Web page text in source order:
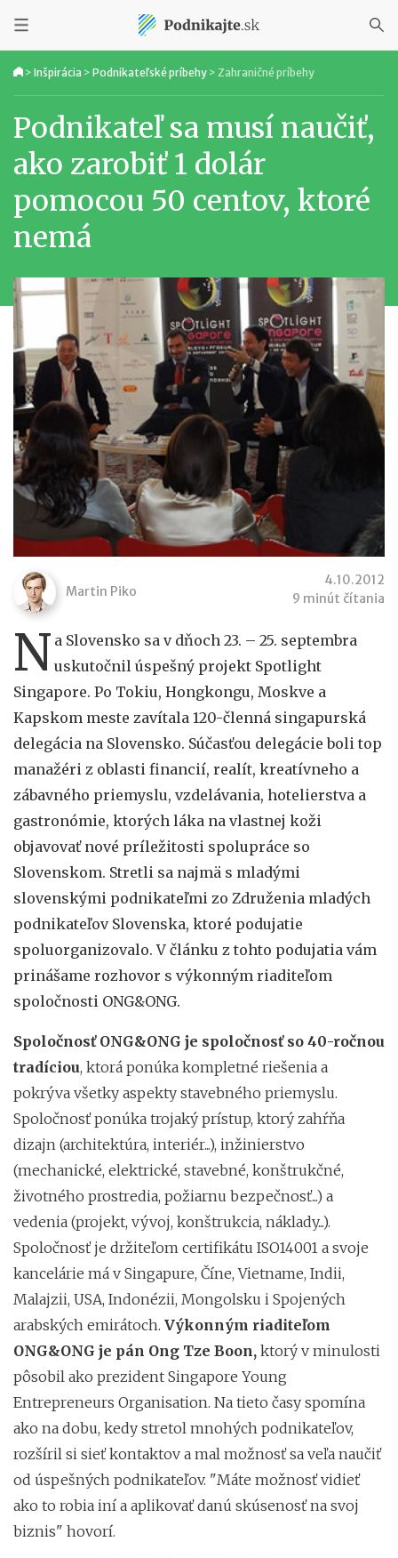
> Inšpirácia > Podnikateľské príbehy > Zahraničné príbehy
Podnikateľ sa musí naučiť,
ako zarobiť 1 dolár
pomocou 50 centov, ktoré
nemá
Martin Piko
4.10.2012
9 minút čítania
N a Slovensko sa v dňoch 23. – 25. septembra
uskutočnil úspešný projekt Spotlight
Singapore. Po Tokiu, Hongkongu, Moskve a
Kapskom meste zavítala 120-členná singapurská
delegácia na Slovensko. Súčasťou delegácie boli top
manažéri z oblasti financií, realít, kreatívneho a
zábavného priemyslu, vzdelávania, hotelierstva a
gastronómie, ktorých láka na vlastnej koži
objavovať nové príležitosti spolupráce so
Slovenskom. Stretli sa najmä s mladými
slovenskými podnikateľmi zo Združenia mladých
podnikateľov Slovenska, ktoré podujatie
spoluorganizovalo. V článku z tohto podujatia vám
prinášame rozhovor s výkonným riaditeľom
spoločnosti ONG&ONG.
Spoločnosť ONG&ONG je spoločnosť so 40-ročnou
tradíciou, ktorá ponúka kompletné riešenia a
pokrýva všetky aspekty stavebného priemyslu.
Spoločnosť ponúka trojaký prístup, ktorý zahŕňa
dizajn (architektúra, interiér...), inžinierstvo
(mechanické, elektrické, stavebné, konštrukčné,
životného prostredia, požiarnu bezpečnosť...) a
vedenia (projekt, vývoj, konštrukcia, náklady...).
Spoločnosť je držiteľom certifikátu ISO14001 a svoje
kancelárie má v Singapure, Číne, Vietname, Indii,
Malajzii, USA, Indonézii, Mongolsku i Spojených
arabských emirátoch. Výkonným riaditeľom
ONG&ONG je pán Ong Tze Boon, ktorý v minulosti
pôsobil ako prezident Singapore Young
Entrepreneurs Organisation. Na tieto časy spomína
ako na dobu, kedy stretol mnohých podnikateľov,
rozšíril si sieť kontaktov a mal možnosť sa veľa naučiť
od úspešných podnikateľov. "Máte možnosť vidieť
ako to robia iní a aplikovať danú skúsenosť na svoj
biznis" hovorí.